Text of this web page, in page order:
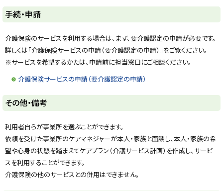
ト
ッ
プ
に
戻
手続・申請
介護保険のサービスを利用する場合は、まず、要介護認定の申請が必要です。
詳しくは「介護保険サービスの申請（要介護認定の申請）」をご覧ください。
※サービスを希望するかたは、申請前に担当窓口にご相談ください。
介護保険サービスの申請（要介護認定の申請）
ト
ッ
プ
に
戻
る
その他・備考
利用者自らが事業所を選ぶことができます。
依頼を受けた事業所のケアマネジャーが本人・家族と面談し、本人・家族の希
望や心身の状態を踏まえてケアプラン（介護サービス計画）を作成し、サービ
スを利用することができます。
介護保険の他のサービスとの併用はできません。